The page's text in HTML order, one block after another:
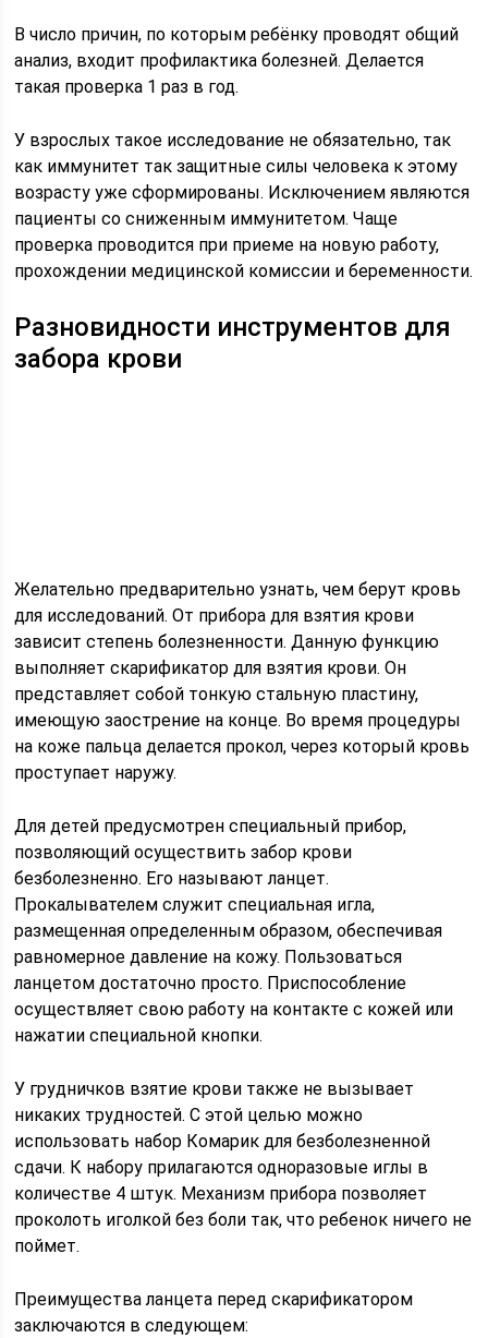
В число причин, по которым ребёнку проводят общий
анализ, входит профилактика болезней. Делается
такая проверка 1 раз в год.
У взрослых такое исследование не обязательно, так
как иммунитет так защитные силы человека к этому
возрасту уже сформированы. Исключением являются
пациенты со сниженным иммунитетом. Чаще
проверка проводится при приеме на новую работу,
прохождении медицинской комиссии и беременности.
Разновидности инструментов для
забора крови
Желательно предварительно узнать, чем берут кровь
для исследований. От прибора для взятия крови
зависит степень болезненности. Данную функцию
выполняет скарификатор для взятия крови. Он
представляет собой тонкую стальную пластину,
имеющую заострение на конце. Во время процедуры
на коже пальца делается прокол, через который кровь
проступает наружу.
Для детей предусмотрен специальный прибор,
позволяющий осуществить забор крови
безболезненно. Его называют ланцет.
Прокалывателем служит специальная игла,
размещенная определенным образом, обеспечивая
равномерное давление на кожу. Пользоваться
ланцетом достаточно просто. Приспособление
осуществляет свою работу на контакте с кожей или
нажатии специальной кнопки.
У грудничков взятие крови также не вызывает
никаких трудностей. С этой целью можно
использовать набор Комарик для безболезненной
сдачи. К набору прилагаются одноразовые иглы в
количестве 4 штук. Механизм прибора позволяет
проколоть иголкой без боли так, что ребенок ничего не
поймет.
Преимущества ланцета перед скарификатором
заключаются в следующем: